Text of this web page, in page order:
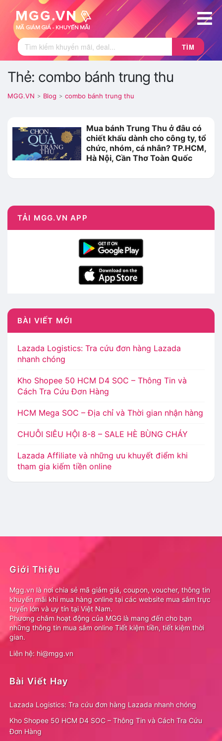
TÌM
Thẻ: combo bánh trung thu
MGG.VN > Blog > combo bánh trung thu
Mua bánh Trung Thu ở đâu có
chiết khấu dành cho công ty, tổ
chức, nhóm, cá nhân? TP.HCM,
Hà Nội, Cần Thơ Toàn Quốc
TẢI MGG.VN APP
BÀI VIẾT MỚI
Lazada Logistics: Tra cứu đơn hàng Lazada
nhanh chóng
Kho Shopee 50 HCM D4 SOC – Thông Tin và
Cách Tra Cứu Đơn Hàng
HCM Mega SOC – Địa chỉ và Thời gian nhận hàng
CHUỖI SIÊU HỘI 8-8 – SALE HÈ BÙNG CHÁY
Lazada Affiliate và những ưu khuyết điểm khi
tham gia kiếm tiền online
Giới Thiệu
Mgg.vn là nơi chia sẻ mã giảm giá, coupon, voucher, thông tin
khuyến mãi khi mua hàng online tại các website mua sắm trực
tuyến lớn và uy tín tại Việt Nam.
Phương châm hoạt động của MGG là mang đến cho bạn
những thông tin mua sắm online Tiết kiệm tiền, tiết kiệm thời
gian.
Liên hệ: hi@mgg.vn
Bài Viết Hay
Lazada Logistics: Tra cứu đơn hàng Lazada nhanh chóng
Kho Shopee 50 HCM D4 SOC – Thông Tin và Cách Tra Cứu
Đơn Hàng